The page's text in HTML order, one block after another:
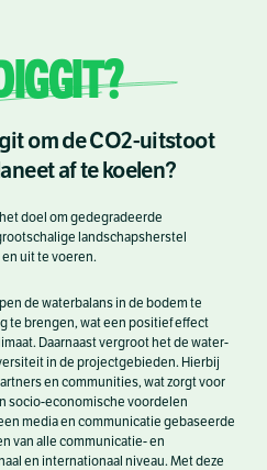
om de CO2-uitstoot
af te koelen?
doel om gedegradeerde
landschapsherstel
uit te voeren.
de waterbalans in de bodem te
te brengen, wat een positief effect
Daarnaast vergroot het de water-
in de projectgebieden. Hierbij
en communities, wat zorgt voor
socio-economische voordelen
media en communicatie gebaseerde
van alle communicatie- en
en internationaal niveau. Met deze